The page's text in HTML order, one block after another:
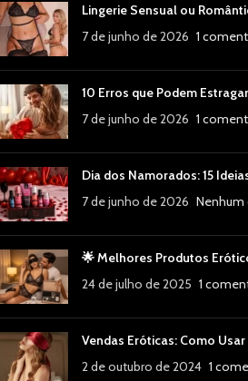
Lingerie Sensual ou
7 de junho de 2026 1
10 Erros que Podem
7 de junho de 2026 1
Dia dos Namorados: 15
7 de junho de 2026
🌟 Melhores Produtos
24 de julho de 2025 1
Vendas Eróticas: Como
2 de outubro de 2024 1